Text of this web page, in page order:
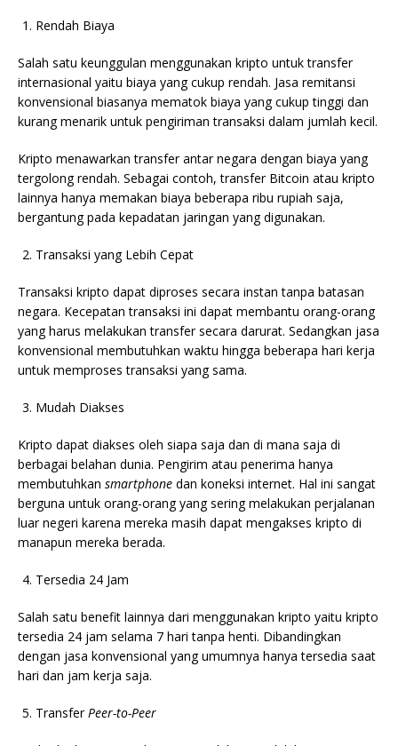
Rendah Biaya
Salah satu keunggulan menggunakan kripto untuk transfer
internasional yaitu biaya yang cukup rendah. Jasa remitansi
konvensional biasanya mematok biaya yang cukup tinggi dan
kurang menarik untuk pengiriman transaksi dalam jumlah kecil.
Kripto menawarkan transfer antar negara dengan biaya yang
tergolong rendah. Sebagai contoh, transfer Bitcoin atau kripto
lainnya hanya memakan biaya beberapa ribu rupiah saja,
bergantung pada kepadatan jaringan yang digunakan.
Transaksi yang Lebih Cepat
Transaksi kripto dapat diproses secara instan tanpa batasan
negara. Kecepatan transaksi ini dapat membantu orang-orang
yang harus melakukan transfer secara darurat. Sedangkan jasa
konvensional membutuhkan waktu hingga beberapa hari kerja
untuk memproses transaksi yang sama.
Mudah Diakses
Kripto dapat diakses oleh siapa saja dan di mana saja di
berbagai belahan dunia. Pengirim atau penerima hanya
membutuhkan smartphone dan koneksi internet. Hal ini sangat
berguna untuk orang-orang yang sering melakukan perjalanan
luar negeri karena mereka masih dapat mengakses kripto di
manapun mereka berada.
Tersedia 24 Jam
Salah satu benefit lainnya dari menggunakan kripto yaitu kripto
tersedia 24 jam selama 7 hari tanpa henti. Dibandingkan
dengan jasa konvensional yang umumnya hanya tersedia saat
hari dan jam kerja saja.
TransferPeer-to-Peer